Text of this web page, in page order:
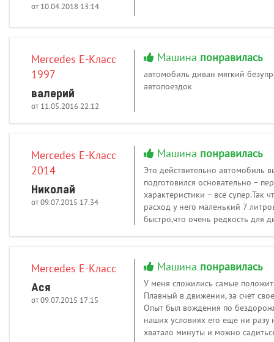
от 10.04.2018 13:14
Mercedes E-Класс
1997
валерий
от 11.05.2016 22:12
Машина понравилась
автомобиль диван мягкий
автопоездок
Mercedes E-Класс
2014
Николай
от 09.07.2015 17:34
Машина понравилась
Это действительно автомобиль
подготовился основательно –
характеристики – все супер.Так
расход у него маленький 7
быстро,что очень редкость для
Mercedes E-Класс
Ася
от 09.07.2015 17:15
Машина понравилась
У меня сложились самые
Плавный в движении, за счет
Опыт был вождения по
наших условиях его еще ни разу
хватало минуты и можно